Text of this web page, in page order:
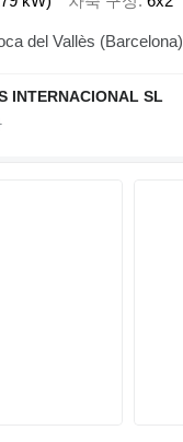
스페인, La Roca del Vallès (Barcelona)
INTERNACIONAL SL